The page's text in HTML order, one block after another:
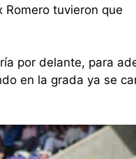
tuvieron que
por delante, para
en la grada ya se